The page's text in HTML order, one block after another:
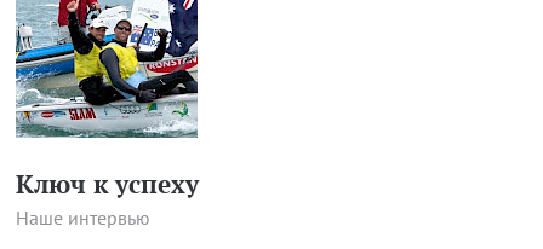
Ключ к успеху
Наше интервью